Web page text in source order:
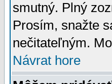
smutný. Plný
Prosím, snažte
nečitateľným.
Návrat hore